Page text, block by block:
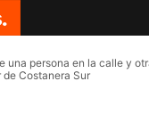
una persona en la calle y
Costanera Sur